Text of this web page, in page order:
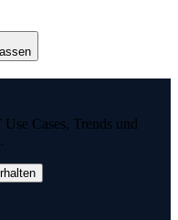
Cases, Trends und